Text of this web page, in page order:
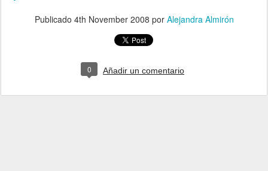
Publicado 4th November 2008 por Alejandra Almirón
0 Añadir un comentario